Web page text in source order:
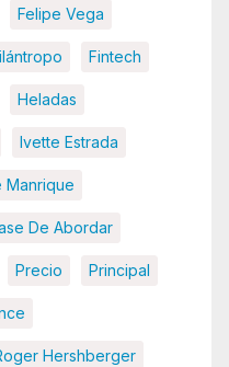
Felipe Vega
Fintech
Heladas
Ivette Estrada
Manrique
De Abordar
Precio Principal
Hershberger